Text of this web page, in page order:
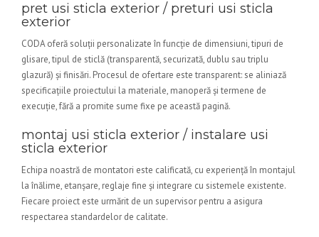
pret usi sticla exterior / preturi usi sticla
exterior
CODA oferă soluții personalizate în funcție de dimensiuni, tipuri de
glisare, tipul de sticlă (transparentă, securizată, dublu sau triplu
glazură) și finisări. Procesul de ofertare este transparent: se aliniază
specificațiile proiectului la materiale, manoperă și termene de
execuție, fără a promite sume fixe pe această pagină.
montaj usi sticla exterior / instalare usi
sticla exterior
Echipa noastră de montatori este calificată, cu experiență în montajul
la înălime, etanșare, reglaje fine și integrare cu sistemele existente.
Fiecare proiect este urmărit de un supervisor pentru a asigura
respectarea standardelor de calitate.